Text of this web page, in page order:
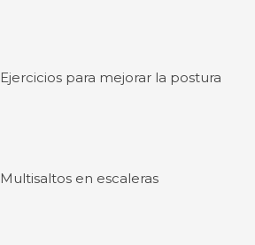
Ejercicios para mejorar la postura
Multisaltos en escaleras